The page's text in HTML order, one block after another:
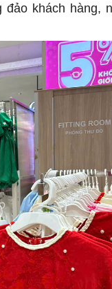
khách hàng,